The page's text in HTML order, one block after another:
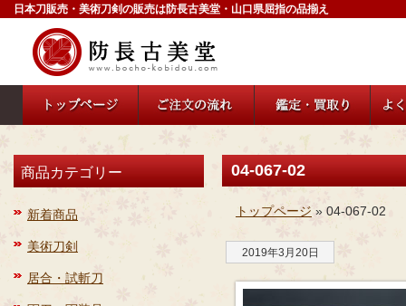
日本刀販売・美術刀剣の販売は防長古美堂・山口県屈指の品揃え
商品カテゴリー
新着商品
美術刀剣
居合・試斬刀
04-067-02
トップページ » 04-067-02
2019年3月20日